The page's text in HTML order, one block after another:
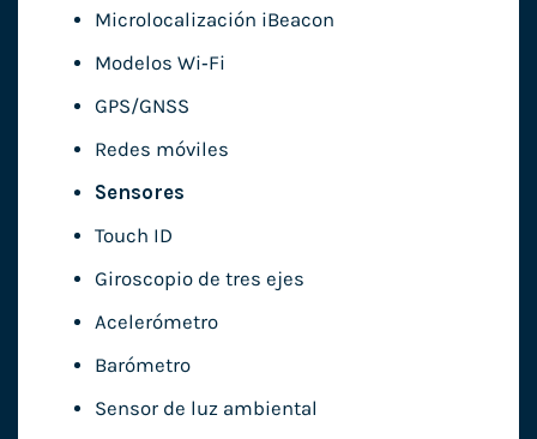
Microlocalización iBeacon
Modelos Wi‑Fi
GPS/GNSS
Redes móviles
Sensores
Touch ID
Giroscopio de tres ejes
Acelerómetro
Barómetro
Sensor de luz ambiental